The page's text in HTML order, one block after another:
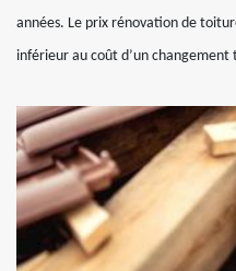
années. Le prix rénovation de
inférieur au coût d’un